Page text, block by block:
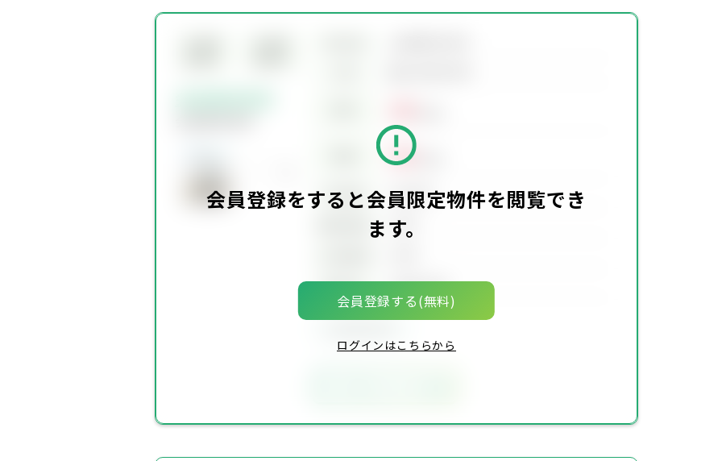
会員登録をすると会員限定物件を閲覧でき
ます。
会員登録する(無料)
ログインはこちらから
00
坪単価
00万円
建物面積
00坪
築年月
00年00月